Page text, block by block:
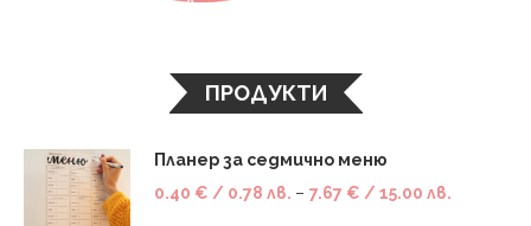
ПРОДУКТИ
Планер за седмично меню
0.40 € / 0.78 лв. – 7.67 € / 15.00 лв.